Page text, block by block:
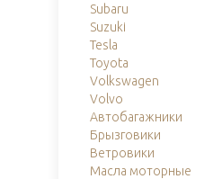
Subaru
Suzuki
Tesla
Toyota
Volkswagen
Volvo
Автобагажники
Брызговики
Ветровики
Масла моторные